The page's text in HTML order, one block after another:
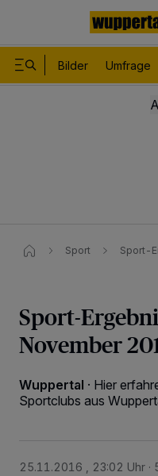
Bilder Umfrage
Sport Sport-
Sport-
November
Wuppertal · Hier
Sportclubs aus
25.11.2016 , 23:02 Uhr